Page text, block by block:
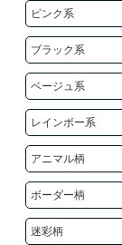
ピンク系
ブラック系
ベージュ系
レインボー系
アニマル柄
ボーダー柄
迷彩柄